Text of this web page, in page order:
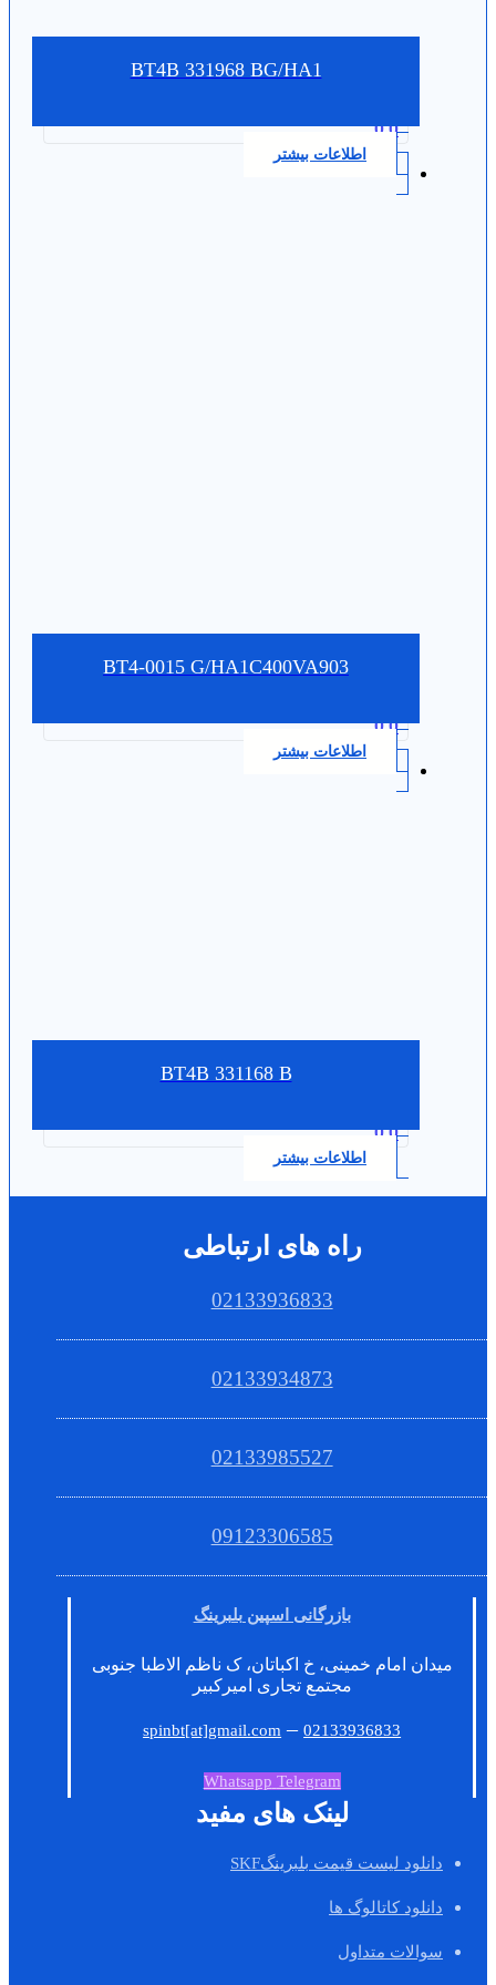
BT4B 331968 BG/HA1
0.0
اطلاعات بیشتر
BT4-0015 G/HA1C400VA903
0.0
اطلاعات بیشتر
BT4B 331168 B
0.0
اطلاعات بیشتر
راه های ارتباطی
02133936833
02133934873
02133985527
09123306585
بازرگانی اسپین بلبرینگ
میدان امام خمینی، خ اکباتان، ک ناظم الاطبا جنوبی
مجتمع تجاری امیرکبیر
spinbt[at]gmail.com –02133936833
Whatsapp Telegram
لینک های مفید
دانلود لیست قیمت بلبرینگSKF
دانلود کاتالوگ ها
سوالات متداول